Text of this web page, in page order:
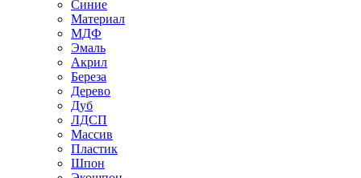
Синие
Материал
МДФ
Эмаль
Акрил
Береза
Дерево
Дуб
ЛДСП
Массив
Пластик
Шпон